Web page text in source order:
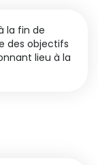
la fin de
des objectifs
lieu à la